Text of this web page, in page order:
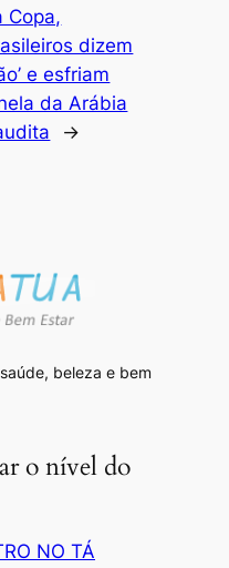
Copa,
dizem
e esfriam
da Arábia
→
beleza e bem
o nível do
NO TÁ